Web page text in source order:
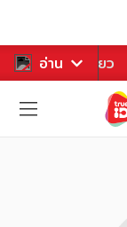
อ่าน
หาร ท่องเที่ยว